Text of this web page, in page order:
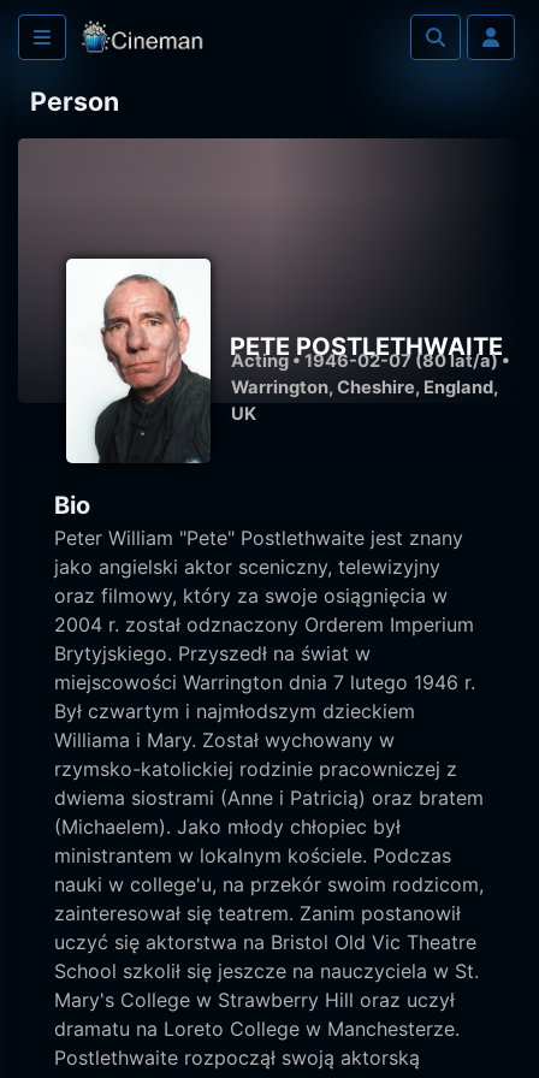
Person
PETE POSTLETHWAITE
Acting • 1946-02-07 (80 lat/a) •
Warrington, Cheshire, England,
UK
Bio
Peter William "Pete" Postlethwaite jest znany
jako angielski aktor sceniczny, telewizyjny
oraz filmowy, który za swoje osiągnięcia w
2004 r. został odznaczony Orderem Imperium
Brytyjskiego. Przyszedł na świat w
miejscowości Warrington dnia 7 lutego 1946 r.
Był czwartym i najmłodszym dzieckiem
Williama i Mary. Został wychowany w
rzymsko-katolickiej rodzinie pracowniczej z
dwiema siostrami (Anne i Patricią) oraz bratem
(Michaelem). Jako młody chłopiec był
ministrantem w lokalnym kościele. Podczas
nauki w college'u, na przekór swoim rodzicom,
zainteresował się teatrem. Zanim postanowił
uczyć się aktorstwa na Bristol Old Vic Theatre
School szkolił się jeszcze na nauczyciela w St.
Mary's College w Strawberry Hill oraz uczył
dramatu na Loreto College w Manchesterze.
Postlethwaite rozpoczął swoją aktorską